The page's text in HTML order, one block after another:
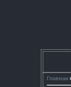
Главная